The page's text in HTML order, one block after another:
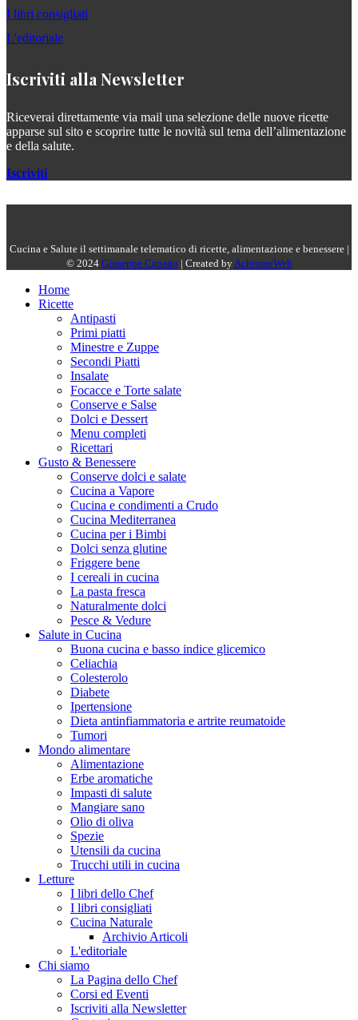
I libri consigliati
L'editoriale
Iscriviti alla Newsletter
Riceverai direttamente via mail una selezione delle nuove ricette
apparse sul sito e scoprire tutte le novità sul tema dell’alimentazione
e della salute.
Iscriviti
Cucina e Salute il settimanale telematico di ricette, alimentazione e benessere |
© 2024 Giuseppe Capano | Created byAchromeWeb
Home
Ricette
Antipasti
Primi piatti
Minestre e Zuppe
Secondi Piatti
Insalate
Focacce e Torte salate
Conserve e Salse
Dolci e Dessert
Menu completi
Ricettari
Gusto & Benessere
Conserve dolci e salate
Cucina a Vapore
Cucina e condimenti a Crudo
Cucina Mediterranea
Cucina per i Bimbi
Dolci senza glutine
Friggere bene
I cereali in cucina
La pasta fresca
Naturalmente dolci
Pesce & Vedure
Salute in Cucina
Buona cucina e basso indice glicemico
Celiachia
Colesterolo
Diabete
Ipertensione
Dieta antinfiammatoria e artrite reumatoide
Tumori
Mondo alimentare
Alimentazione
Erbe aromatiche
Impasti di salute
Mangiare sano
Olio di oliva
Spezie
Utensili da cucina
Trucchi utili in cucina
Letture
I libri dello Chef
I libri consigliati
Cucina Naturale
Archivio Articoli
L'editoriale
Chi siamo
La Pagina dello Chef
Corsi ed Eventi
Iscriviti alla Newsletter